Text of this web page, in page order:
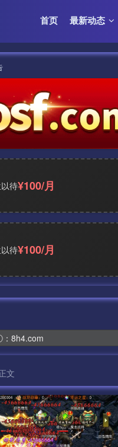
首页 最新动态
待¥100/月
待¥100/月
8h4.com
文